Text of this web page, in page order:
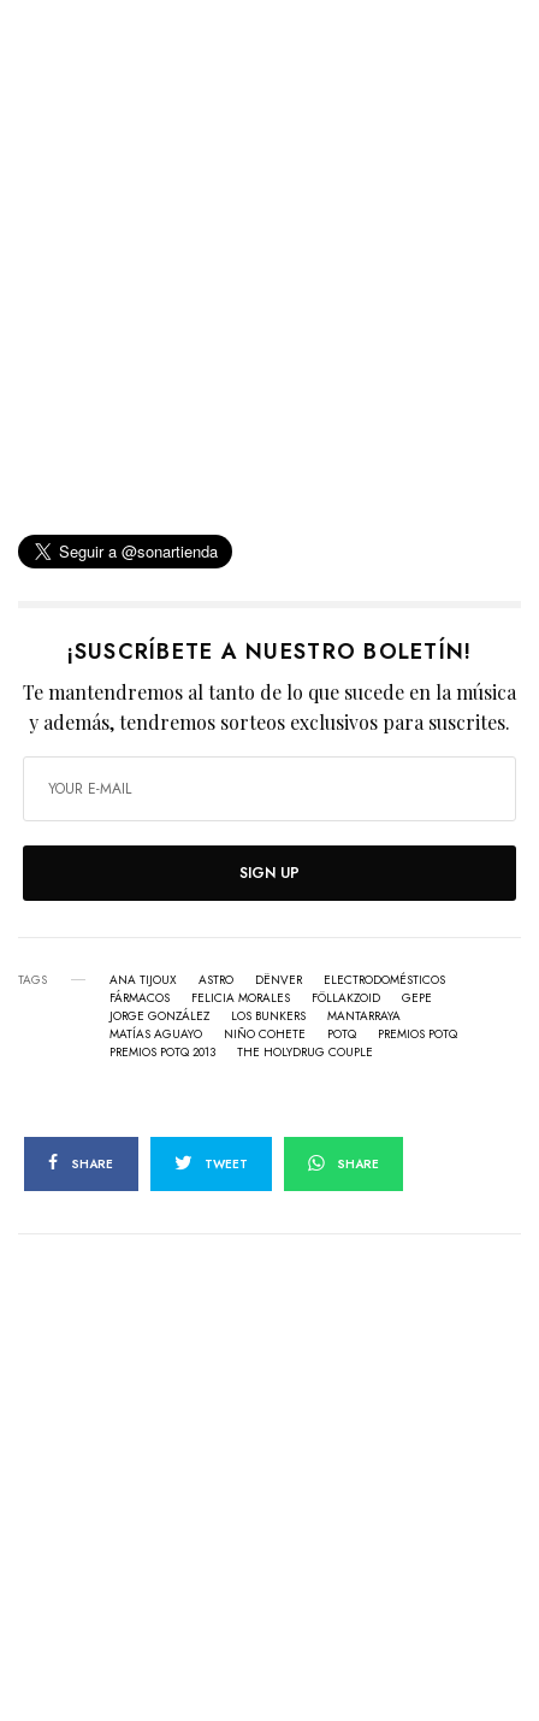
¡SUSCRÍBETE A NUESTRO BOLETÍN!
Te mantendremos al tanto de lo que sucede en la música
y además, tendremos sorteos exclusivos para suscrites.
SIGN UP
TAGS ANA TIJOUX ASTRO DËNVER
ELECTRODOMÉSTICOS
FÁRMACOS
FELICIA MORALES FÖLLAKZOID
GEPE
JORGE GONZÁLEZ
LOS BUNKERS
MANTARRAYA
MATÍAS AGUAYO
NIÑO COHETE POTQ
PREMIOS POTQ
PREMIOS POTQ 2013
THE HOLYDRUG COUPLE
SHARE TWEET SHARE